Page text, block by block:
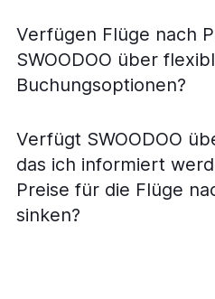
Verfügen Flüge nach
SWOODOO über
Buchungsoptionen?
Verfügt SWOODOO
das ich informiert
Preise für die Flüge
sinken?